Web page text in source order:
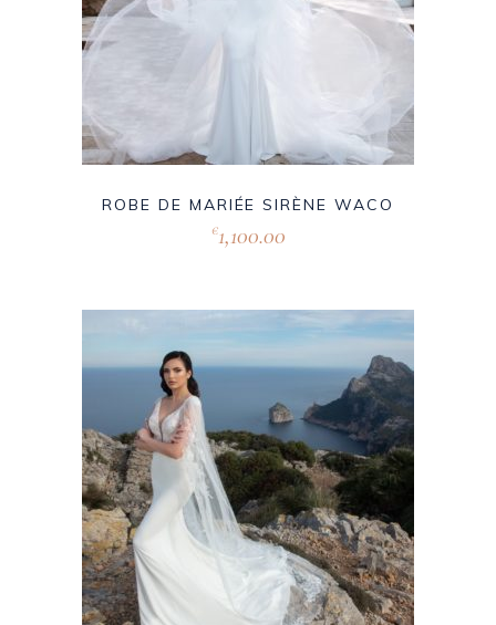
ROBE DE MARIÉE SIRÈNE WACO
€1,100.00